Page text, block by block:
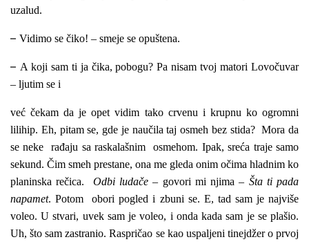
uzalud.
– Vidimo se čiko! – smeje se opuštena.
– A koji sam ti ja čika, pobogu? Pa nisam tvoj matori Lovočuvar
– ljutim se i
već čekam da je opet vidim tako crvenu i krupnu ko ogromni
lilihip. Eh, pitam se, gde je naučila taj osmeh bez stida? Mora da
se neke rađaju sa raskalašnim osmehom. Ipak, sreća traje samo
sekund. Čim smeh prestane, ona me gleda onim očima hladnim ko
planinska rečica. Odbi ludače – govori mi njima – Šta ti pada
napamet. Potom obori pogled i zbuni se. E, tad sam je najviše
voleo. U stvari, uvek sam je voleo, i onda kada sam je se plašio.
Uh, što sam zastranio. Raspričao se kao uspaljeni tinejdžer o prvoj